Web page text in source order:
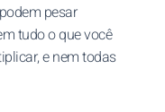
pesar
tudo o que você
e nem todas